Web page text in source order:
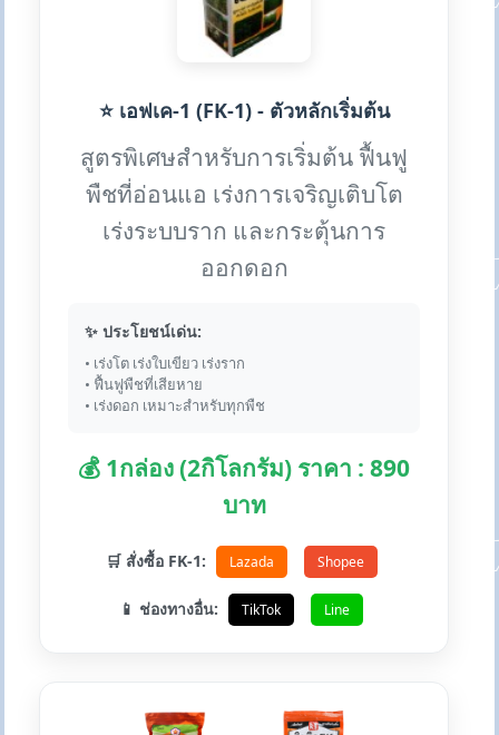
⭐ เอฟเค-1 (FK-1) - ตัวหลักเริ่มต้น
สูตรพิเศษสำหรับการเริ่มต้น ฟื้นฟู
พืชที่อ่อนแอ เร่งการเจริญเติบโต
เร่งระบบราก และกระตุ้นการ
ออกดอก
✨ ประโยชน์เด่น:
• เร่งโต เร่งใบเขียว เร่งราก
• ฟื้นฟูพืชที่เสียหาย
• เร่งดอก เหมาะสำหรับทุกพืช
💰 1กล่อง (2กิโลกรัม) ราคา : 890
บาท
🛒 สั่งซื้อ FK-1: Lazada Shopee
📱 ช่องทางอื่น: TikTok Line